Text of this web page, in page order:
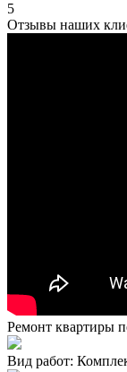
5
Отзывы наших
Ремонт квартиры
Вид работ: